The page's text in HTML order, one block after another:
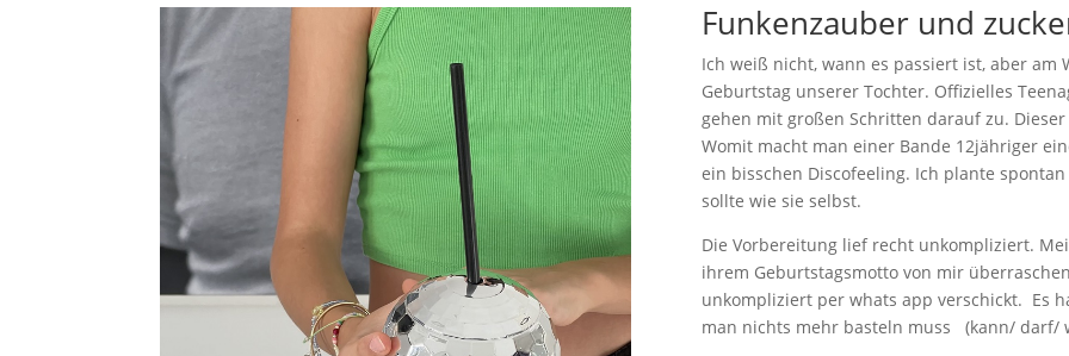
Funkenzauber und
Ich weiß nicht, wann es passiert ist, aber
Geburtstag unserer Tochter. Offizielles
gehen mit großen Schritten darauf zu.
Womit macht man einer Bande 12jähriger
ein bisschen Discofeeling. Ich plante
sollte wie sie selbst.
Die Vorbereitung lief recht unkompliziert.
ihrem Geburtstagsmotto von mir
unkompliziert per whats app verschickt. Es
man nichts mehr basteln muss (kann/ darf/